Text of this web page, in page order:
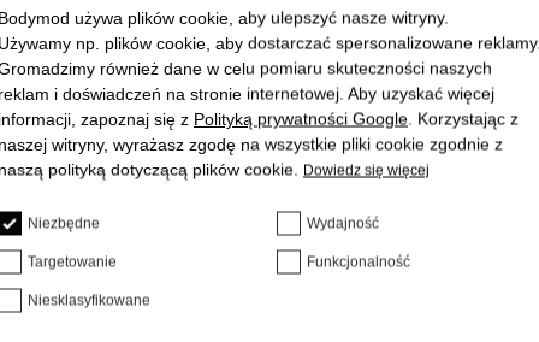
Bodymod używa plików cookie, aby ulepszyć nasze witryny.
Używamy np. plików cookie, aby dostarczać spersonalizowane
również dane w celu pomiaru skuteczności naszych
reklam i doświadczeń na stronie internetowej. Aby uzyskać więcej
informacji, zapoznaj się z Polityką prywatności Google. Korzystając z
naszej witryny, wyrażasz zgodę na wszystkie pliki cookie zgodnie z
naszą polityką dotyczącą plików cookie. Dowiedz się więcej
Niezbędne Wydajność
Targetowanie Funkcjonalność
Niesklasyfikowane